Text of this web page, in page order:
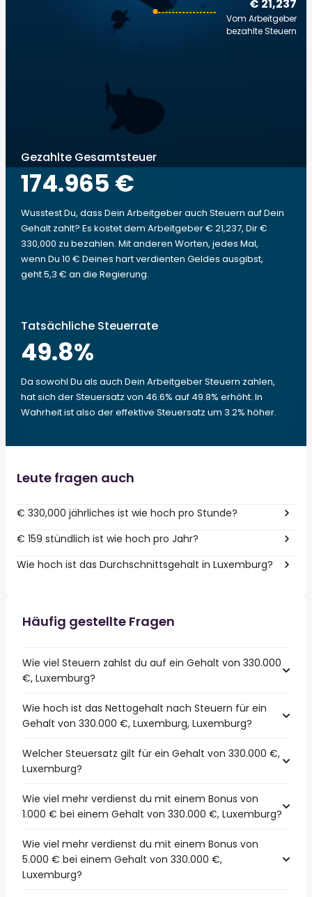
€ 21,237
Vom Arbeitgeber
bezahlte Steuern
Gezahlte Gesamtsteuer
174.965 €
Wusstest Du, dass Dein Arbeitgeber auch Steuern auf Dein
Gehalt zahlt? Es kostet dem Arbeitgeber € 21,237, Dir €
330,000 zu bezahlen. Mit anderen Worten, jedes Mal,
wenn Du 10 € Deines hart verdienten Geldes ausgibst,
geht 5,3 € an die Regierung.
Tatsächliche Steuerrate
49.8%
Da sowohl Du als auch Dein Arbeitgeber Steuern zahlen,
hat sich der Steuersatz von 46.6% auf 49.8% erhöht. In
Wahrheit ist also der effektive Steuersatz um 3.2% höher.
Leute fragen auch
€ 330,000 jährliches ist wie hoch pro Stunde?
€ 159 stündlich ist wie hoch pro Jahr?
Wie hoch ist das Durchschnittsgehalt in Luxemburg?
Häufig gestellte Fragen
Wie viel Steuern zahlst du auf ein Gehalt von 330.000
€, Luxemburg?
Wie hoch ist das Nettogehalt nach Steuern für ein
Gehalt von 330.000 €, Luxemburg, Luxemburg?
Welcher Steuersatz gilt für ein Gehalt von 330.000 €,
Luxemburg?
Wie viel mehr verdienst du mit einem Bonus von
1.000 € bei einem Gehalt von 330.000 €, Luxemburg?
Wie viel mehr verdienst du mit einem Bonus von
5.000 € bei einem Gehalt von 330.000 €,
Luxemburg?